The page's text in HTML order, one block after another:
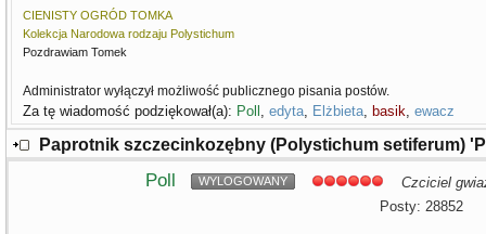
CIENISTY OGRÓD TOMKA
Kolekcja Narodowa rodzaju Polystichum
Pozdrawiam Tomek
Administrator wyłączył możliwość publicznego pisania postów.
Za tę wiadomość podziękował(a): Poll edyta Elżbieta basik ewacz
Paprotnik szczecinkozębny (Polystichum setiferum)
Poll WYLOGOWANY
Czciciel
Posty: 28852